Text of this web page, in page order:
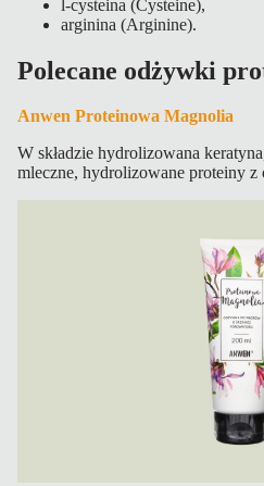
l-cysteina (Cysteine),
arginina (Arginine).
Polecane odżywki
Anwen Proteinowa Magnolia
W składzie hydrolizowana
mleczne, hydrolizowane proteiny z